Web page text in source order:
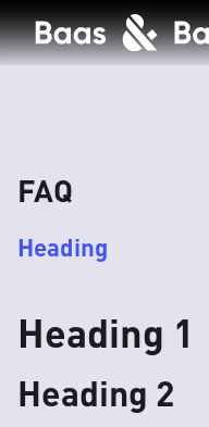
FAQ
Heading
Heading 1
Heading 2